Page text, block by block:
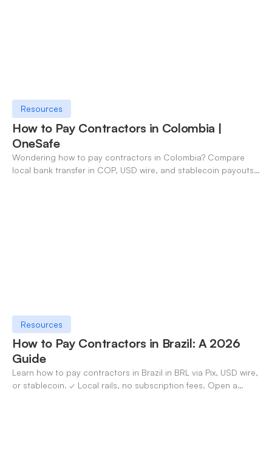
Resources
How to Pay Contractors in Colombia |
OneSafe
Wondering how to pay contractors in Colombia? Compare
local bank transfer in COP, USD wire, and stablecoin payouts.
Resources
How to Pay Contractors in Brazil: A 2026
Guide
Learn how to pay contractors in Brazil in BRL via Pix, USD wire,
or stablecoin. ✓ Local rails, no subscription fees. Open a